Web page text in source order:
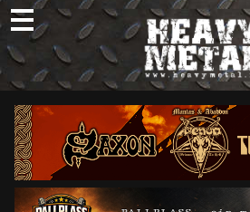
Skip
to
content
Nyheter
Omtaler
Intervjuer
Om oss